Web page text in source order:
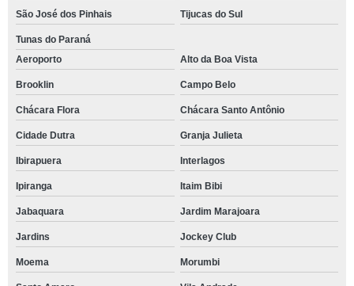
São José dos Pinhais Tijucas do Sul
Tunas do Paraná
Aeroporto
Alto da Boa Vista
Brooklin Campo Belo
Chácara Flora Chácara Santo Antônio
Cidade Dutra Granja Julieta
Ibirapuera Interlagos
Ipiranga Itaim Bibi
Jabaquara Jardim Marajoara
Jardins Jockey Club
Moema Morumbi